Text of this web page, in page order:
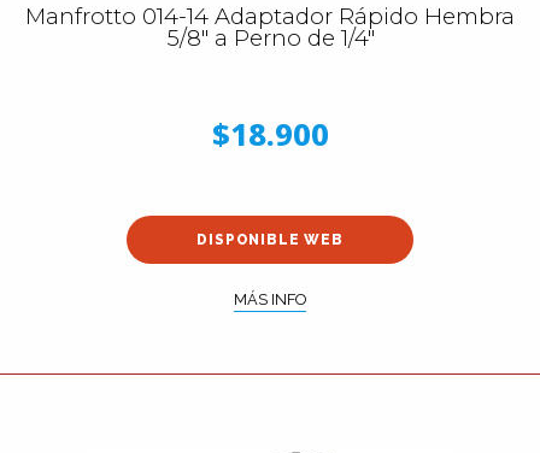
Manfrotto 014-14 Adaptador Rápido Hembra
5/8″ a Perno de 1/4″
$18.900
DISPONIBLE WEB
MÁS INFO